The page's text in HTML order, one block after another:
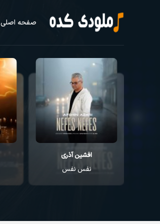
صفحه اصلی
ایوان بند
خدارو داریم